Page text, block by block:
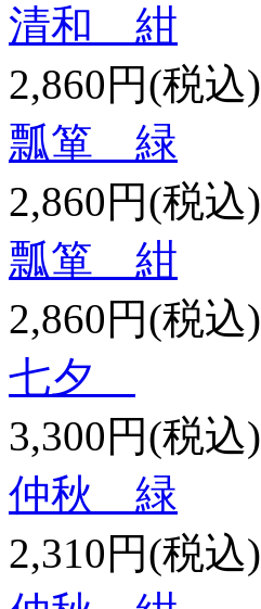
清和 紺
2,860円(税込)
瓢箪 緑
2,860円(税込)
瓢箪 紺
2,860円(税込)
七夕
3,300円(税込)
仲秋 緑
2,310円(税込)